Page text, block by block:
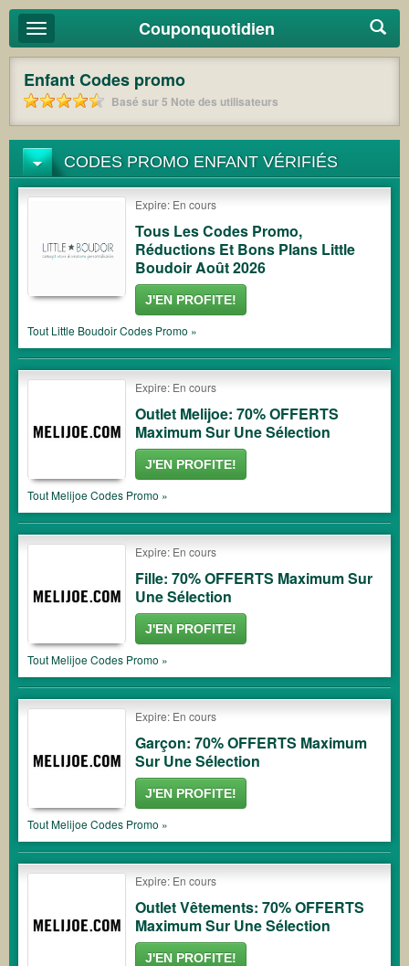
Basculer
la
navigation
Couponquotidien
EnfantCodes promo
Basé sur5 Note des utilisateurs
CODES PROMO ENFANT VÉRIFIÉS
Expire: En cours
Tous Les Codes Promo,
Réductions Et Bons Plans Little
Boudoir Août 2026
J'EN PROFITE!
Tout Little BoudoirCodes Promo »
Expire: En cours
Outlet Melijoe: 70% OFFERTS
Maximum Sur Une Sélection
J'EN PROFITE!
ToutMelijoeCodes Promo »
Expire: En cours
Fille: 70% OFFERTS Maximum Sur
Une Sélection
J'EN PROFITE!
ToutMelijoeCodes Promo »
Expire: En cours
Garçon: 70% OFFERTS Maximum
Sur Une Sélection
J'EN PROFITE!
ToutMelijoeCodes Promo »
Expire: En cours
Outlet Vêtements: 70% OFFERTS
Maximum Sur Une Sélection
J'EN PROFITE!